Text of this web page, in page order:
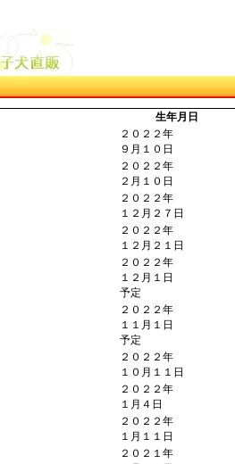
生年月日
２０２２年
９月１０日
２０２２年
２月１０日
２０２２年
１２月２７日
２０２２年
１２月２１日
２０２２年
１２月１日
予定
２０２２年
１１月１日
予定
２０２２年
１０月１１日
２０２２年
１月４日
２０２２年
１月１１日
２０２１年